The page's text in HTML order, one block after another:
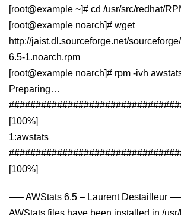
[root@example ~]# cd /usr/src/redhat/
[root@example noarch]# wget
http://jaist.dl.sourceforge.net/
6.5-1.noarch.rpm
[root@example noarch]# rpm -ivh
Preparing…
[100%]
1:awstats
[100%]
—– AWStats 6.5 – Laurent Destailleur
AWStats files have been installed in /